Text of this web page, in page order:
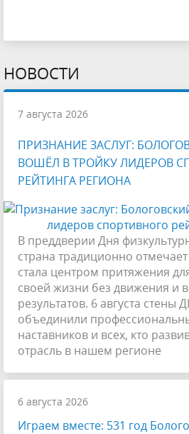
НОВОСТИ
7 августа 2026
ПРИЗНАНИЕ ЗАСЛУГ:
ВОШЁЛ В ТРОЙКУ ЛИДЕРОВ
РЕЙТИНГА РЕГИОНА
В преддверии Дня
страна традиционно отмечает
стала центром притяжения
своей жизни без движения и
результатов. 6 августа стены
объединили
наставников и всех, кто
отрасль в нашем регионе
6 августа 2026
Играем вместе: 531 год